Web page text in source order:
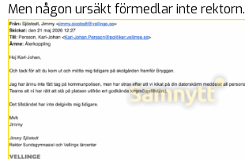
Men någon ursäkt förmedlar inte rektorn.